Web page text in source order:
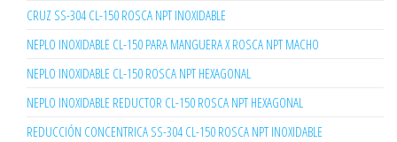
CRUZ SS-304 CL-150 ROSCA NPT INOXIDABLE
NEPLO INOXIDABLE CL-150 PARA MANGUERA X ROSCA NPT MACHO
NEPLO INOXIDABLE CL-150 ROSCA NPT HEXAGONAL
NEPLO INOXIDABLE REDUCTOR CL-150 ROSCA NPT HEXAGONAL
REDUCCIÓN CONCENTRICA SS-304 CL-150 ROSCA NPT INOXIDABLE